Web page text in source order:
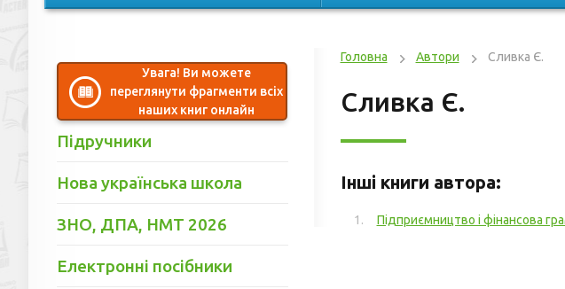
Увага! Ви можете
переглянути фрагменти всіх
наших книг онлайн
Підручники
Нова українська школа
ЗНО, ДПА, НМТ 2026
Електронні посібники
Головна Автори Сливка Є.
Сливка Є.
Інші книги автора:
Підприємництво і фінансова